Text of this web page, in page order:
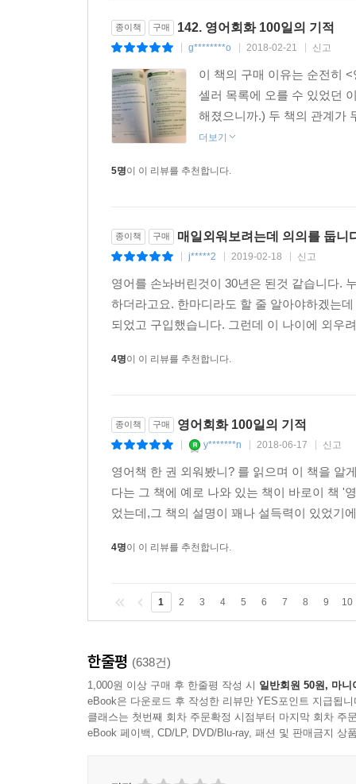
종이책 구매 142. 영어회화 100일의 기적
g********o 2018-02-21 신고
이 책의 구매 이유는 순전히
셀러 목록에 오를 수 있었던
해졌으니까.) 두 책의 관계가
더보기
5명이 이 리뷰를 추천합니다.
종이책 구매 매일외워보려는데 의의를 둡니
j*****2 2019-02-18 신고
영어를 손놔버린것이 30년은 된것 같습니다.
하더라고요. 한마디라도 할 줄 알아야하겠는
되었고 구입했습니다. 그런데 이 나이에 외우
4명이 이 리뷰를 추천합니다.
종이책 구매 영어회화 100일의 기적
y*******n 2018-06-17 신고
영어책 한 권 외워봤니? 를 읽으며 이 책을 알
다는 그 책에 예로 나와 있는 책이 바로이 책 '
었는데,그 책의 설명이 꽤나 설득력이 있었기
4명이 이 리뷰를 추천합니다.
1 2 3 4 5 6 7 8 9 10
한줄평 (638건)
1,000원 이상 구매 후 한줄평 작성 시 일반회원 50원, 마니
eBook은 다운로드 후 작성한 리뷰만 YES포인트 지급됩니
클래스는 첫번째 회차 주문확정 시점부터 마지막 회차 주
eBook 페이백, CD/LP, DVD/Blu-ray, 패션 및 판매금지 상